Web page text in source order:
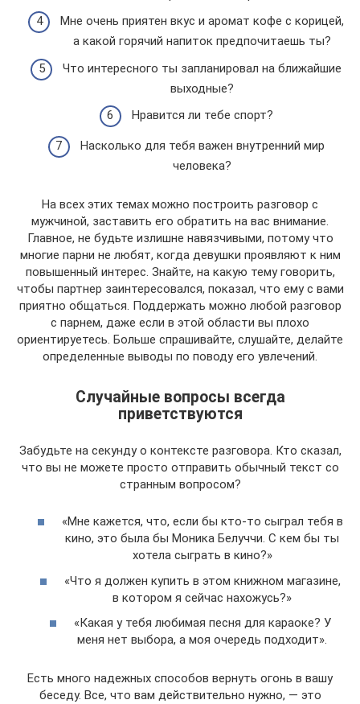
Мне очень приятен вкус и аромат кофе с корицей,
а какой горячий напиток предпочитаешь ты?
Что интересного ты запланировал на ближайшие
выходные?
Нравится ли тебе спорт?
Насколько для тебя важен внутренний мир
человека?
На всех этих темах можно построить разговор с
мужчиной, заставить его обратить на вас внимание.
Главное, не будьте излишне навязчивыми, потому что
многие парни не любят, когда девушки проявляют к ним
повышенный интерес. Знайте, на какую тему говорить,
чтобы партнер заинтересовался, показал, что ему с вами
приятно общаться. Поддержать можно любой разговор
с парнем, даже если в этой области вы плохо
ориентируетесь. Больше спрашивайте, слушайте, делайте
определенные выводы по поводу его увлечений.
Случайные вопросы всегда
приветствуются
Забудьте на секунду о контексте разговора. Кто сказал,
что вы не можете просто отправить обычный текст со
странным вопросом?
«Мне кажется, что, если бы кто-то сыграл тебя в
кино, это была бы Моника Белуччи. С кем бы ты
хотела сыграть в кино?»
«Что я должен купить в этом книжном магазине,
в котором я сейчас нахожусь?»
«Какая у тебя любимая песня для караоке? У
меня нет выбора, а моя очередь подходит».
Есть много надежных способов вернуть огонь в вашу
беседу. Все, что вам действительно нужно, — это